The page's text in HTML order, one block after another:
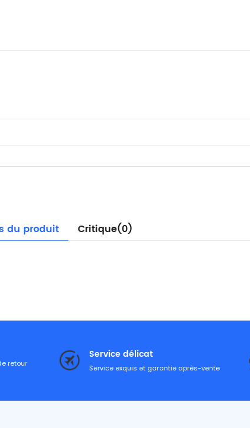
du produit Critique(0)
retour
Service délicat
Service exquis et garantie après-vente